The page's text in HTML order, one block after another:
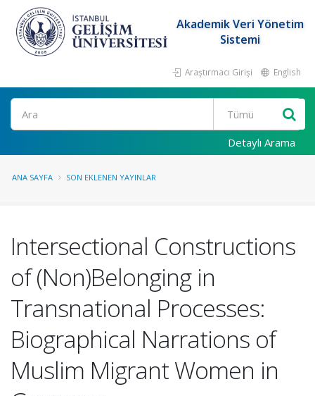
Akademik Veri Yönetim
Sistemi
Araştırmacı Girişi English
Ara
Detaylı Arama
ANA SAYFA SON EKLENEN YAYINLAR
Intersectional Constructions
of (Non)Belonging in
Transnational Processes:
Biographical Narrations of
Muslim Migrant Women in